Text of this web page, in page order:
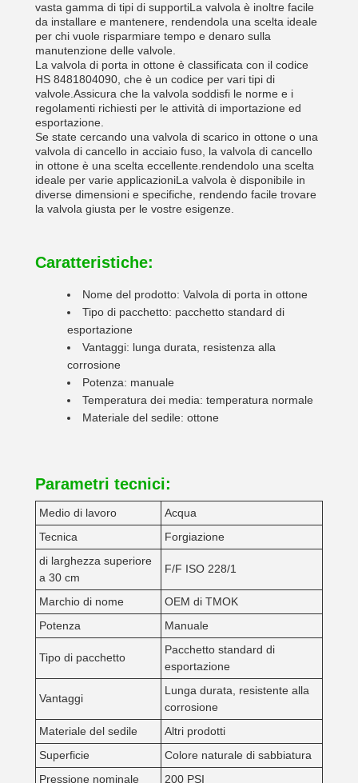
vasta gamma di tipi di supportiLa valvola è inoltre facile
da installare e mantenere, rendendola una scelta ideale
per chi vuole risparmiare tempo e denaro sulla
manutenzione delle valvole.
La valvola di porta in ottone è classificata con il codice
HS 8481804090, che è un codice per vari tipi di
valvole.Assicura che la valvola soddisfi le norme e i
regolamenti richiesti per le attività di importazione ed
esportazione.
Se state cercando una valvola di scarico in ottone o una
valvola di cancello in acciaio fuso, la valvola di cancello
in ottone è una scelta eccellente.rendendolo una scelta
ideale per varie applicazioniLa valvola è disponibile in
diverse dimensioni e specifiche, rendendo facile trovare
la valvola giusta per le vostre esigenze.
Caratteristiche:
Nome del prodotto: Valvola di porta in ottone
Tipo di pacchetto: pacchetto standard di
esportazione
Vantaggi: lunga durata, resistenza alla
corrosione
Potenza: manuale
Temperatura dei media: temperatura normale
Materiale del sedile: ottone
Parametri tecnici:
Medio di lavoro
Acqua
Tecnica
Forgiazione
di larghezza superiore
a 30 cm
F/F ISO 228/1
Marchio di nome
OEM di TMOK
Potenza
Manuale
Tipo di pacchetto
Pacchetto standard di
esportazione
Vantaggi
Lunga durata, resistente alla
corrosione
Materiale del sedile
Altri prodotti
Superficie
Colore naturale di sabbiatura
Pressione nominale
200 PSI